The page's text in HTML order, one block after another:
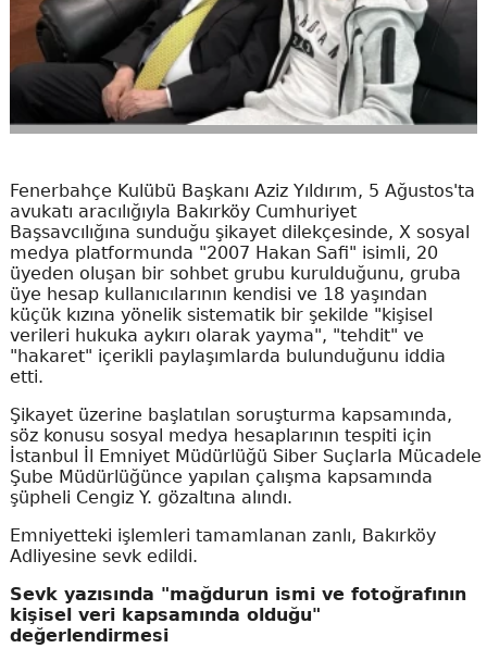
Fenerbahçe Kulübü Başkanı Aziz Yıldırım, 5 Ağustos'ta
avukatı aracılığıyla Bakırköy Cumhuriyet
Başsavcılığına sunduğu şikayet dilekçesinde, X sosyal
medya platformunda "2007 Hakan Safi" isimli, 20
üyeden oluşan bir sohbet grubu kurulduğunu, gruba
üye hesap kullanıcılarının kendisi ve 18 yaşından
küçük kızına yönelik sistematik bir şekilde "kişisel
verileri hukuka aykırı olarak yayma", "tehdit" ve
"hakaret" içerikli paylaşımlarda bulunduğunu iddia
etti.
Şikayet üzerine başlatılan soruşturma kapsamında,
söz konusu sosyal medya hesaplarının tespiti için
İstanbul İl Emniyet Müdürlüğü Siber Suçlarla Mücadele
Şube Müdürlüğünce yapılan çalışma kapsamında
şüpheli Cengiz Y. gözaltına alındı.
Emniyetteki işlemleri tamamlanan zanlı, Bakırköy
Adliyesine sevk edildi.
Sevk yazısında "mağdurun ismi ve fotoğrafının
kişisel veri kapsamında olduğu"
değerlendirmesi